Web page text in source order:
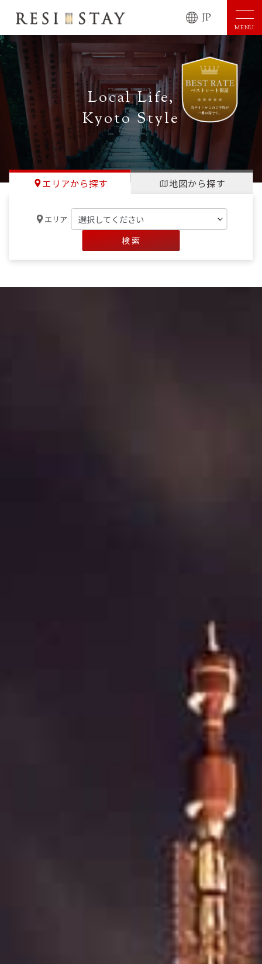
JP
MENU
Local Life,
Kyoto Style
エリアから探す 地図から探す
エリア
検 索